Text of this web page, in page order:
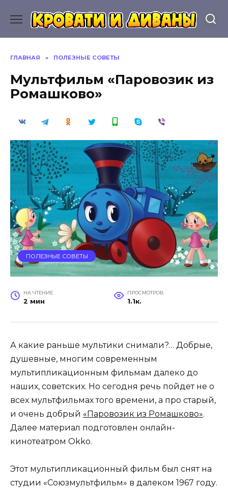
содержанию
ГЛАВНАЯ » ПОЛЕЗНЫЕ СОВЕТЫ
Мультфильм «Паровозик из
Ромашково»
ПОЛЕЗНЫЕ СОВЕТЫ
НА ЧТЕНИЕ
2 мин
ПРОСМОТРОВ
1.1к.
А какие раньше мультики снимали?… Добрые,
душевные, многим современным
мультипликационным фильмам далеко до
наших, советских. Но сегодня речь пойдет не о
всех мультфильмах того времени, а про старый,
и очень добрый «Паровозик из Ромашково».
Далее материал подготовлен онлайн-
кинотеатром Okko.
Этот мультипликационный фильм был снят на
студии «Союзмультфильм» в далеком 1967 году.